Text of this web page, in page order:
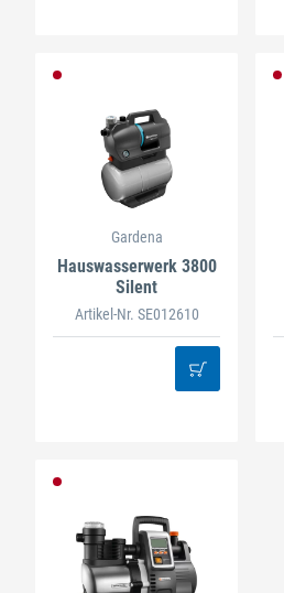
Gardena
Hauswasserwerk 3800
Silent
Artikel-Nr. SE012610